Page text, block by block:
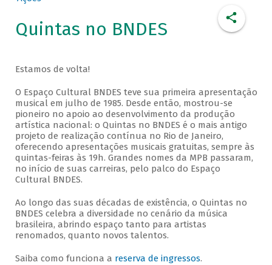
Quintas no BNDES
Estamos de volta!
O Espaço Cultural BNDES teve sua primeira apresentação
musical em julho de 1985. Desde então, mostrou-se
pioneiro no apoio ao desenvolvimento da produção
artística nacional: o Quintas no BNDES é o mais antigo
projeto de realização contínua no Rio de Janeiro,
oferecendo apresentações musicais gratuitas, sempre às
quintas-feiras às 19h. Grandes nomes da MPB passaram,
no início de suas carreiras, pelo palco do Espaço
Cultural BNDES.
Ao longo das suas décadas de existência, o Quintas no
BNDES celebra a diversidade no cenário da música
brasileira, abrindo espaço tanto para artistas
renomados, quanto novos talentos.
Saiba como funciona a reserva de ingressos.